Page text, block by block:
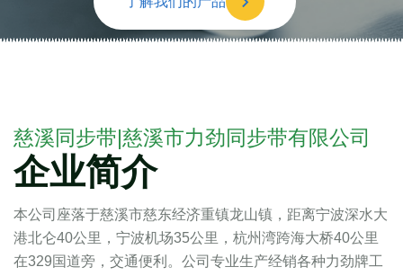
慈溪同步带|慈溪市力劲同步带有限公司
企业简介
本公司座落于慈溪市慈东经济重镇龙山镇，距离宁波深水大
港北仑40公里，宁波机场35公里，杭州湾跨海大桥40公里
在329国道旁，交通便利。公司专业生产经销各种力劲牌工